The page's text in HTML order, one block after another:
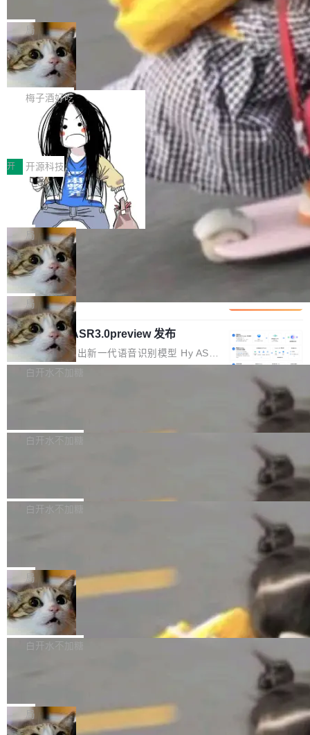
级应用，企业在规模化落地过程中，对安全性、
可控性和代码质量提出了更高要求。 首先是数据
安全与合规要求。对于大多数普通研发场景，公
有云模型能够满足快速试用和效率提升的需求。
但对于金融、能源、医疗等对数据安全要求较...
AI算力网关（AI创新平台）成功入选！ 随着各行
各业的Agent走向规模化建设，算力构成形态逐
渐丰富，用户关注的重点也在发生变化：不只是
让AI用起来，还要进一步看清混合算力时代下，
Token花在哪里、算力是否被充分利用，以及持
续增长的AI成本该如何优化。 深信服AI算力网关
正是围绕这些实际问题，从Token治理和成本治
理两个方面，让用户的每一份算力都看得清、管
得住、用得稳、省得下、更安全！ 一、从现在开
始，Token使用一目...
束，一个实验室的开始
Google 员工编号 20。MapReduce 作者之一。
Bigtable 作者之一。TensorFlow 的作者之一。
Gemini 的架构师。Google 首席科学家。 Jeff D
ean 在 Google 工作了 27 年后，宣布离职。 他
不是一个人走。一同离开的还有 Sanjay Ghema
wat（Google 员工编号 23，Jeff Dean 二十多
年的编程搭档，MapReduce 和 Bigtable 的共同
作者）、Quoc Le（Google 大脑核心成员，Se
q2Seq 和 DocAI 的共同发明人）以及 Oriol Vin
yals（Gemini 联合负责人，AlphaSta...
局
🔥 SolonCode v2026.8.4 发布：界面
字体可调、22 种语言、记忆搜索增强
打开终端就能上岗的全中文编码智能体，这一轮
把「看得清、用母语、记得住」三件事一次补
齐。 SolonCode 是什么 SolonCode 是杭州无
耳科技研发的企业级终端编码智能体——一位全
中文驱动的数字员工，自主理解需求、规划步
骤、编写代码。不挑模型、不挑平台，curl 一行
装完即用。 开源地址：Gitee · GitCode · GitHu
b 安装 支持 Java 8+（8~26）、macOS / Linu
x / Windows / Harmony PC。 # macOS / Linu
x / Harmony PC curl -fsSL https://solon.noea
r.org/solon...
梅子酒好吃
让“代码语义理解”深度释放AI Coding
价值潜能：华为云码道（CodeArts）
代码仓技术解析
一、代码仓深度理解技术的作用与价值 在软件工
程实践中，代码仓是企业核心知识资产的主要载
体。企业级代码仓库通常包含数十万乃至数百万
个文件，其规模远超单次模型调用可承载的上下
文窗口。随着项目规模的持续扩张与代码历史的
不断累积，代码仓中的模块关系、接口契约、业
务逻辑等关键信息往往分散于数十乃至数百个文
件之中，形成高度复杂的知识关联网络。传统的
代码检索手段（如关键词匹配、目录遍历）仅能
在语法层面完成文本定位，难以触及代码的语义
内涵与结构关联，导致开发者使用代码智能体在
理解大规模代码仓时面临显著"代码仓理解"瓶
颈。 代码仓深度理解服务（以下简称" CodeBas
e深度理解服务"）是华为云码道（CodeA...
开 开源科技
一条“删库”命令跑 17 小时，算法工程
师删光 89TB 数据只为干私活
最高人民检察院8月4日公布了一起案件：北京一
名90后算法工程师王某，为了给自己接的私活腾
服务器空间，删光了公司AI游戏部门的全部核心
数据。 王某2024年1月入职东城区某科技公司AI
短剧部门，有互联网大厂背景。在公司内部架构
调整期间，部门三次通知全员将数据从A集群迁
移到B集群，王某都回复了"收到"。 他没有迁移
数据。2024年9月3日下午4点，他使用此前登录
的账号密码进入A集群，输入了一条被程序员圈
称为"删库跑路"的命令——最高管理员权限、无
自研的多个文生3D和...
局
Cloudflare 分享推理优化实践：KV ca
che 量化 + 权重压缩，吞吐量提升 4
1%，成本降 30%
Kimi 和 GLM 是当前最强的大模型系列之一，但
它们有一个共同的问题：太吃显存了。月之暗面
的 Kimi K 系列和智谱的 GLM 都是长上下文、M
oE 架构的大模型，好用到让人上瘾，但 GPU 显
存永远不够用。 Cloudflare 的 Workers AI 团队
一直在跑这些模型的推理。他们在官方博客上发
整性保护。效果是：吞吐量提升 41%，每 token
局
腾讯混元 Hy ASR3.0preview 发布
腾讯混元正式推出新一代语音识别模型 Hy ASR
3.0preview。基于最新一代大语言模型 Hy3 的
让语音识别不再只是听清，而是真正听懂。通过
w 不要求标准普通话，方言识别覆盖粤语、吴语
白开水不加糖
新和少量网页兼容性修复版本。 Changes/fixe
容提供的字体时出现的几个问题 为避免音频加
质的最低采样率）的音频格式将被拒绝 修复了 C
SS 圆角虚线样式中可能存在的问题 如果表单中
的图像元素不在同一个子树中，则它们将不再关
联 加...
白开水不加糖
发布的 Release Notes，他利用 AI 工具（如 Co
最强的若干项。对于尚未正式发版的 PG 19，则
通过拉取过去一年内（从 PG 18 Beta1 时间点
至今）的所有 commit，同样交由 AI 分析提炼。
经过人工复核，准确度令人满意。这一方法也为
社区爱好者提供了高效跟踪新版本的思路。
白开水不加糖
维护工作一直与我的日常工作、家务、社交生活
和休闲娱乐竞争时间。" 这是 libexpat 维护者 S
ebastian Pipping 写在博客里的话。8 月 4 日，
他宣布了一个新消息：从 2026 年 8 月 1 日起，
他可以全职维护 libexpat 了，最长 6 个月。发
库之一。你的操作系统、浏览器、无数的基础设
施软件，很可能都在用它。而过去十年，维护它
局
Firefox 153.0.3 发布
Firefox 153.0.3 现已发布，具体更新内容如
下： New Smart Window 包含多项增强功能：
gi?id=2019042">Bug&nbsp;2019042</a>）</l
i> <li>现在，助手可以直接使用 Exa 的网络搜索
白开水不加糖
的 npm 包。项目的核心论点是：容器不适合 Ag
ent 计算。真正适合的，是 Isolate。 Cloudflare
局